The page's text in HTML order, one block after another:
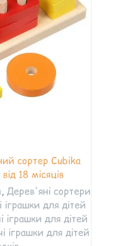
сортер Cubika
18 місяців
, Дерев'яні сортери
іграшки для дітей
іграшки для дітей
іграшки для дітей